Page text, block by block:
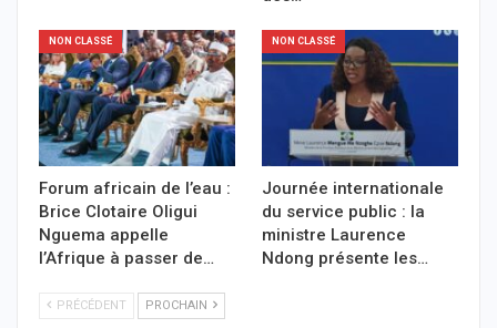
NON CLASSÉ
Forum africain de l’eau :
Brice Clotaire Oligui
Nguema appelle
l’Afrique à passer de…
NON CLASSÉ
Journée internationale
du service public : la
ministre Laurence
Ndong présente les…
PRÉCÉDENT PROCHAIN